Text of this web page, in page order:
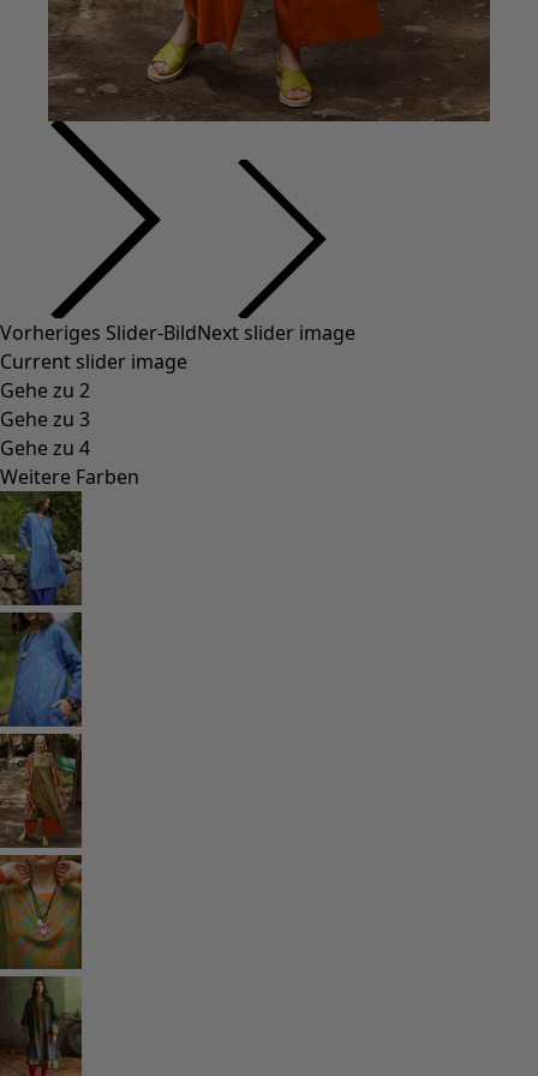
Styles-Mode
Leinenkleidung
Kleider im Hippie-Stil
Grosse Grössen
Blumenkleidung
Hippie-Mode
Skandinavische Mode
Lagenlook
Gestreifte Kleidung
Karierte Kleidung
Kleidung mit Punkten
Bio-Kleidung
Schwedische Mode
Jerseykleider
Design im Boho-Stil
Modestücke für kühle Abende
Gemusterte Kleidung
Baumwollkleidung